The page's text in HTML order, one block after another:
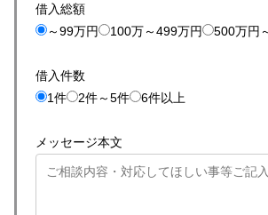
借入総額
～99万円
100万～499万円 500万円
借入件数
1件
2件～5件 6件以上
メッセージ本文